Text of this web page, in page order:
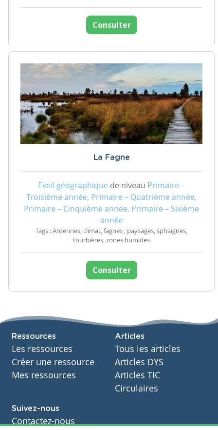
Consulter
La Fagne
Eveil géographique de niveau Primaire –
Troisième année, Primaire – Quatrième année,
Primaire – Cinquième année, Primaire – Sixième
année
Tags : Ardennes, climat, fagnes , paysages, sphaignes,
tourbières, zones humides
Consulter
Ressources
Les ressources
Créer une ressource
Mes ressources
Articles
Tous les articles
Articles DYS
Articles TIC
Circulaires
Suivez-nous
Contactez-nous